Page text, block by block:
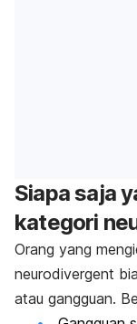
Siapa saja
kategori
Orang yang
neurodivergent
atau gangguan.